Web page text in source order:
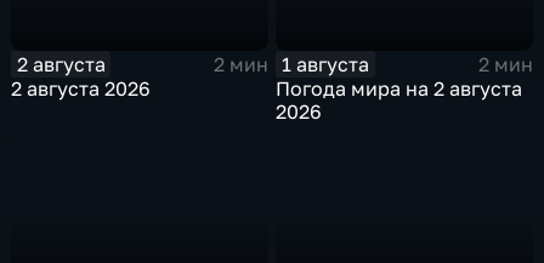
2 августа
2 мин
2 августа 2026
1 августа
2 мин
Погода мира на 2 августа
2026